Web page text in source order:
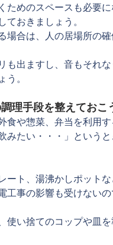
ためのスペースも必要
おきましょう。
場合は、人の居場所の確
も出ますし、音もそれ
。
理手段を整えておこ
食や惣菜、弁当を利用
みたい・・・」という
ート、湯沸かしポットな
事の影響も受けないの
使い捨てのコップや皿